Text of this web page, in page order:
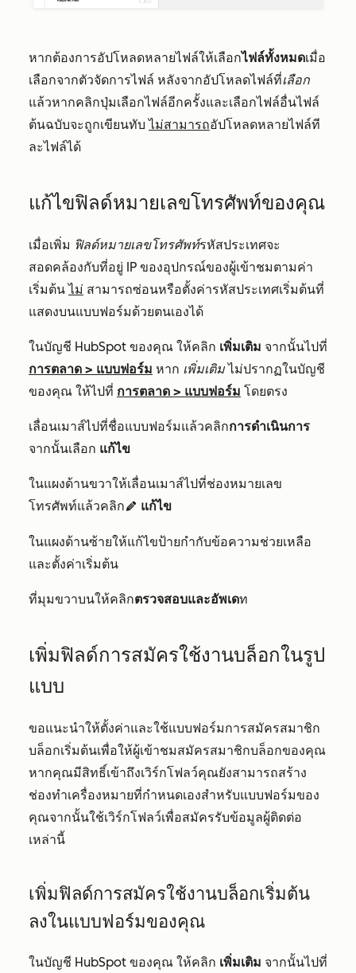
หากต้องการอัปโหลดหลายไฟล์ให้เลือกไฟล์ทั้งหมดเมื่อ
เลือกจากตัวจัดการไฟล์ หลังจากอัปโหลดไฟล์ที่เลือก
แล้วหากคลิกปุ่มเลือกไฟล์อีกครั้งและเลือกไฟล์อื่นไฟล์
ต้นฉบับจะถูกเขียนทับไม่สามารถอัปโหลดหลายไฟล์ที
ละไฟล์ได้
แก้ไขฟิลด์หมายเลขโทรศัพท์ของคุณ
เมื่อเพิ่ม ฟิลด์หมายเลขโทรศัพท์รหัสประเทศจะ
สอดคล้องกับที่อยู่ IP ของอุปกรณ์ของผู้เข้าชมตามค่า
เริ่มต้นไม่ สามารถซ่อนหรือตั้งค่ารหัสประเทศเริ่มต้นที่
แสดงบนแบบฟอร์มด้วยตนเองได้
ในบัญชี HubSpot ของคุณ ให้คลิก เพิ่มเติม จากนั้นไปที่
การตลาด > แบบฟอร์ม หาก เพิ่มเติมไม่ปรากฏในบัญชี
ของคุณ ให้ไปที่ การตลาด > แบบฟอร์ม โดยตรง
เลื่อนเมาส์ไปที่ชื่อแบบฟอร์มแล้วคลิกการดำเนินการ
จากนั้นเลือก แก้ไข
ในแผงด้านขวาให้เลื่อนเมาส์ไปที่ช่องหมายเลข
โทรศัพท์แล้วคลิกedit แก้ไข
ในแผงด้านซ้ายให้แก้ไขป้ายกำกับข้อความช่วยเหลือ
และตั้งค่าเริ่มต้น
ที่มุมขวาบนให้คลิกตรวจสอบและอัพเดท
เพิ่มฟิลด์การสมัครใช้งานบล็อกในรูป
แบบ
ขอแนะนำให้ตั้งค่าและใช้แบบฟอร์มการสมัครสมาชิก
บล็อกเริ่มต้นเพื่อให้ผู้เข้าชมสมัครสมาชิกบล็อกของคุณ
หากคุณมีสิทธิ์เข้าถึงเวิร์กโฟลว์คุณยังสามารถสร้าง
ช่องทำเครื่องหมายที่กำหนดเองสำหรับแบบฟอร์มของ
คุณจากนั้นใช้เวิร์กโฟลว์เพื่อสมัครรับข้อมูลผู้ติดต่อ
เหล่านี้
เพิ่มฟิลด์การสมัครใช้งานบล็อกเริ่มต้น
ลงในแบบฟอร์มของคุณ
ในบัญชี HubSpot ของคุณ ให้คลิก เพิ่มเติม จากนั้นไปที่